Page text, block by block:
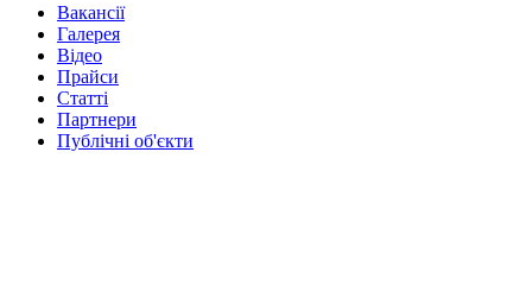
Вакансії
Галерея
Відео
Прайси
Статті
Партнери
Публічні об'єкти